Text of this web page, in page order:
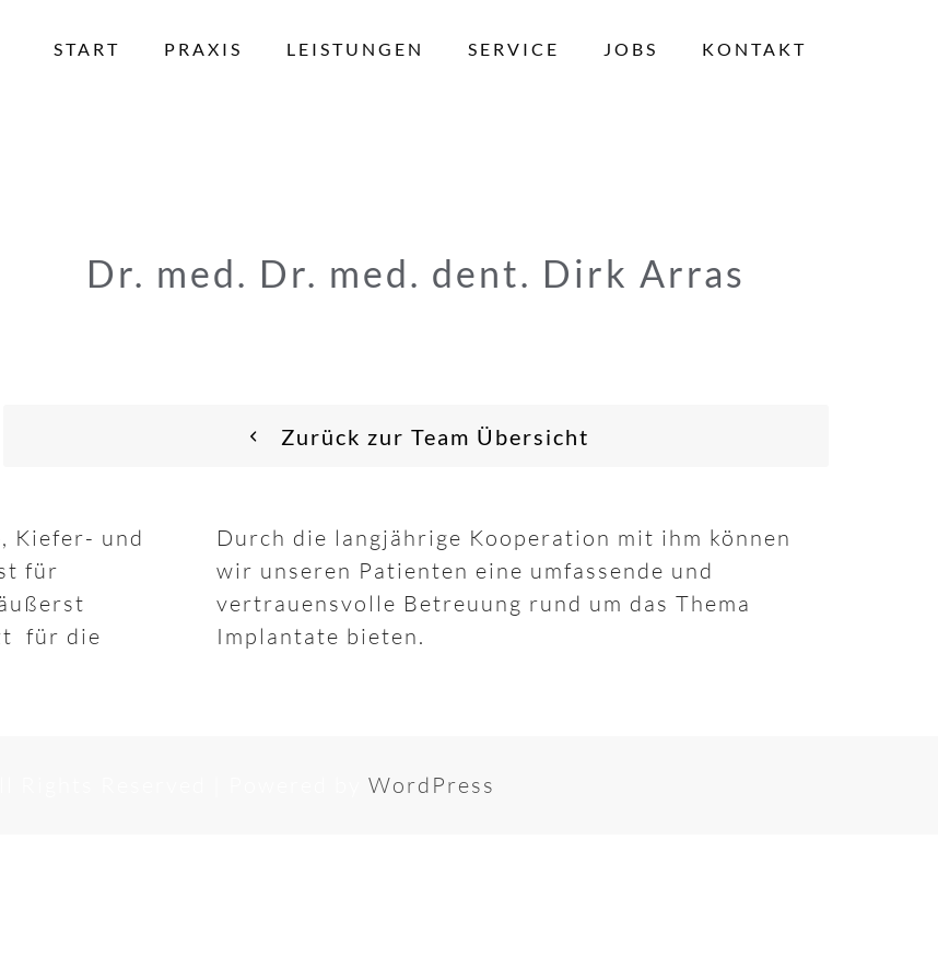
START PRAXIS LEISTUNGEN SERVICE JOBS KONTAKT
Dr. med. Dr. med. dent. Dirk Arras
Zurück zur Team Übersicht
Kiefer- und
für
für die
Durch die langjährige Kooperation mit ihm können
wir unseren Patienten eine umfassende und
vertrauensvolle Betreuung rund um das Thema
Implantate bieten.
WordPress